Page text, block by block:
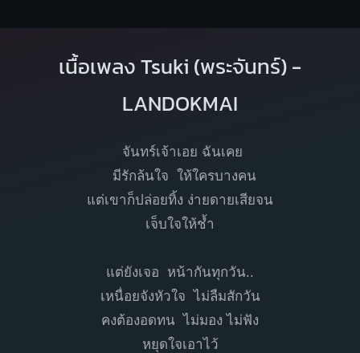
เนื้อเพลง Tsuki (พระจันทร์) -
LANDOKMAI
จันทร์เจ้าเอย ฉันเคย
มีรักล้นใจ ให้ใครบางคน
แต่เขาก็ปล่อยทิ้ง ง่ายดายเสียจน
เจ็บใจให้ช้ำ
แต่ยังเจอ หน้ากันทุกวัน..
เหนื่อยจังหัวใจ ไม่ลืมสักวัน
คงต้องอดทน ไม่มอง ไม่ฟัง
หยุดใจเอาไว้